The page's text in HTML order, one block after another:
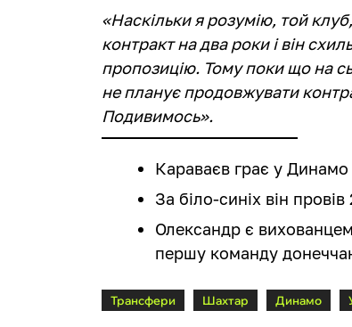
«Наскільки я розумію, той
контракт на два роки і він
пропозицію. Тому поки що на
не планує продовжувати
Подивимось».
Караваєв грає у Динамо
За біло-синіх він
Олександр є
першу команду
Трансфери Шахтар Динамо